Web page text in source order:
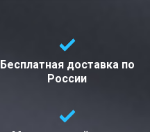
Бесплатная доставка по
России